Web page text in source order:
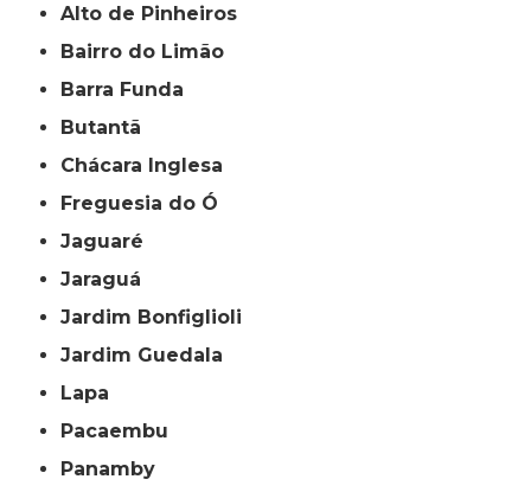
Alto de Pinheiros
Bairro do Limão
Barra Funda
Butantã
Chácara Inglesa
Freguesia do Ó
Jaguaré
Jaraguá
Jardim Bonfiglioli
Jardim Guedala
Lapa
Pacaembu
Panamby